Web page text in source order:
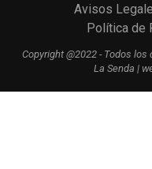
Avisos
Política de
Copyright @2022 - Todos
La Senda |